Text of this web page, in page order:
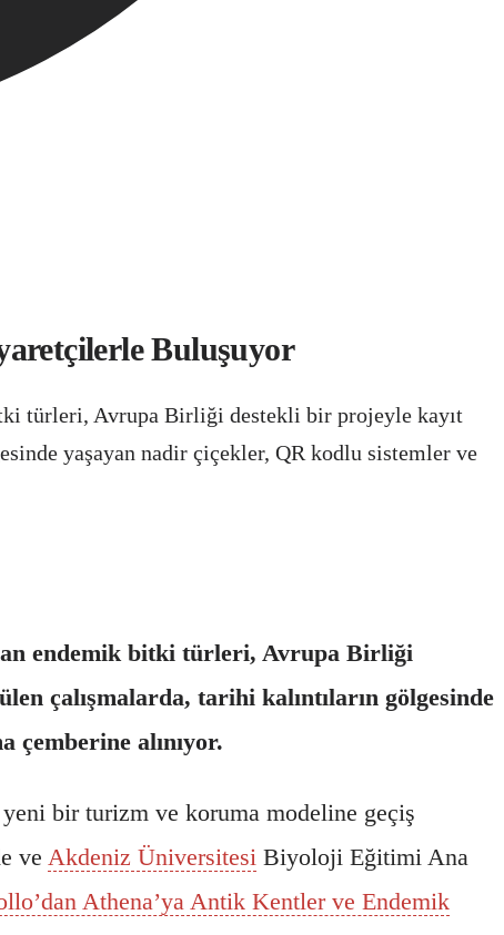
Buluşuyor
türleri, Avrupa Birliği destekli bir projeyle kayıt
yaşayan nadir çiçekler, QR kodlu sistemler ve
endemik bitki türleri, Avrupa Birliği
çalışmalarda, tarihi kalıntıların gölgesinde
alınıyor.
bir turizm ve koruma modeline geçiş
ve Akdeniz Üniversitesi Biyoloji Eğitimi Ana
Athena’ya Antik Kentler ve Endemik